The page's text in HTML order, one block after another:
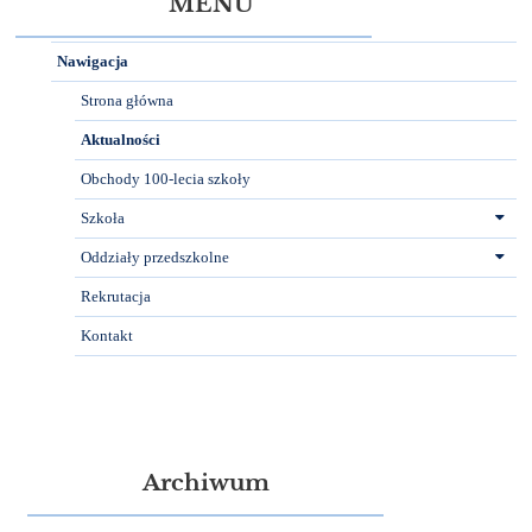
Nawigacja
Strona główna
Aktualności
Obchody 100-lecia szkoły
Szkoła
Oddziały przedszkolne
Rekrutacja
Kontakt
Archiwum